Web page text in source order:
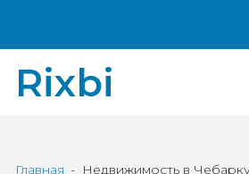
Rixbi
Главная Недвижимость в